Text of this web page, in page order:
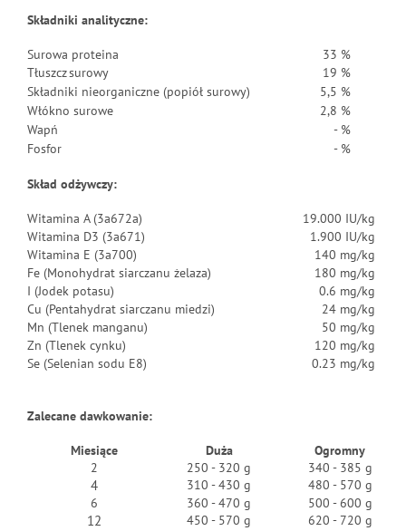
Składniki analityczne:
Surowa proteina
33 %
Tłuszcz surowy
19 %
Składniki nieorganiczne (popiół surowy)
5,5 %
Włókno surowe
2,8 %
Wapń
- %
Fosfor
- %
Skład odżywczy:
Witamina A (3a672a)
19.000 IU/kg
Witamina D3 (3a671)
1.900 IU/kg
Witamina E (3a700)
140 mg/kg
Fe (Monohydrat siarczanu żelaza)
180 mg/kg
I (Jodek potasu)
0.6 mg/kg
Cu (Pentahydrat siarczanu miedzi)
24 mg/kg
Mn (Tlenek manganu)
50 mg/kg
Zn (Tlenek cynku)
120 mg/kg
Se (Selenian sodu E8)
0.23 mg/kg
Zalecane dawkowanie:
Miesiące Duża
Ogromny
2
250 - 320 g 340 - 385 g
4 310 - 430 g
480 - 570 g
6
360 - 470 g 500 - 600 g
12 450 - 570 g 620 - 720 g